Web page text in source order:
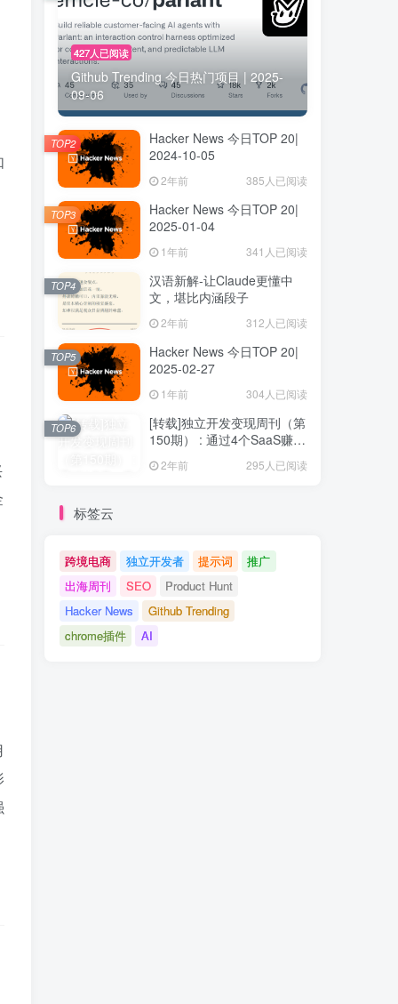
17.Origin of 'Daemon' in Computing
18.Apple's New iPad Mini Highlights the Company's AI Advantage
19.Implementing neural networks on the "3 cent" 8-bit microcontroller
20.Accountability sinks
17.Origin of 'Daemon' in Computing
18.Apple's New iPad Mini Highlights the Company's AI Advantage
19.Implementing neural networks on the "3 cent" 8-bit microcontroller
20.Accountability sinks
427人已阅读
Github Trending 今日热门项目 | 2025-
09-06
Hacker News 今日TOP 20|
2024-10-05
2年前 385人已阅读
TOP2
Hacker News 今日TOP 20|
2025-01-04
1年前 341人已阅读
TOP3
汉语新解-让Claude更懂中
文，堪比内涵段子
2年前 312人已阅读
TOP4
Hacker News 今日TOP 20|
2025-02-27
1年前 304人已阅读
TOP5
[转载]独立开发变现周刊（第
150期） : 通过4个SaaS赚取
2年前 295人已阅读
TOP6
标签云
跨境电商 独立开发者 提示词
推广
出海周刊
SEO
Product Hunt
Hacker News
Github Trending
chrome插件
AI